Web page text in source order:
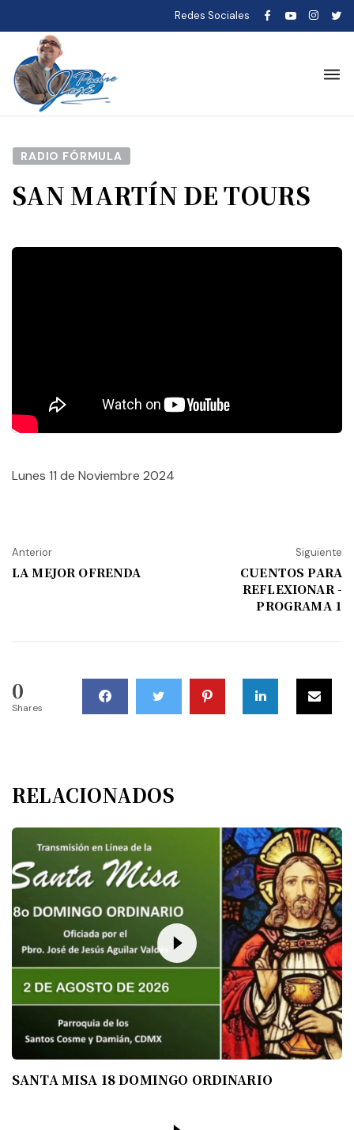
Redes Sociales
RADIO FÓRMULA
SAN MARTÍN DE TOURS
Lunes 11 de Noviembre 2024
Anterior
LA MEJOR OFRENDA
Siguiente
CUENTOS PARA
REFLEXIONAR -
PROGRAMA 1
0
Shares
RELACIONADOS
SANTA MISA 18 DOMINGO ORDINARIO